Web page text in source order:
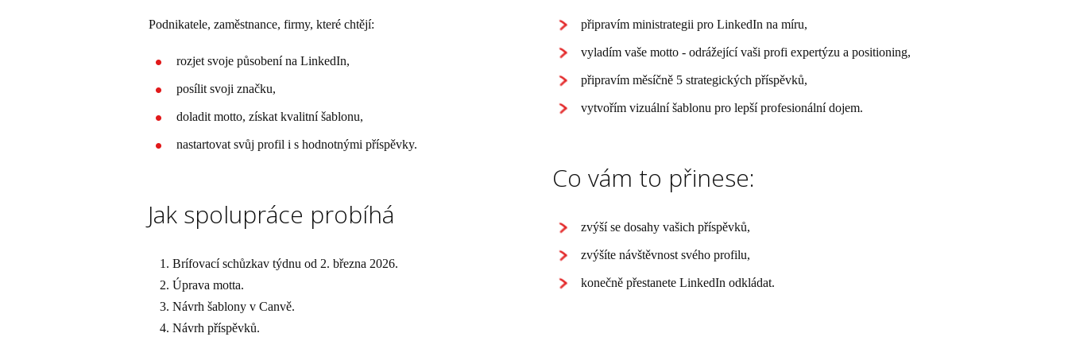
Podnikatele, zaměstnance, firmy, které chtějí:
rozjet svoje působení na LinkedIn,
posílit svoji značku,
doladit motto, získat kvalitní šablonu,
nastartovat svůj profil i s hodnotnými příspěvky.
Jak spolupráce probíhá
Brífovací schůzkav týdnu od 2. března 2026.
Úprava motta.
Návrh šablony v Canvě.
Návrh příspěvků.
připravím ministrategii pro LinkedIn na míru,
vyladím vaše motto - odrážející vaši profi expertýzu a positioning,
připravím měsíčně 5 strategických příspěvků,
vytvořím vizuální šablonu pro lepší profesionální dojem.
Co vám to přinese:
zvýší se dosahy vašich příspěvků,
zvýšíte návštěvnost svého profilu,
konečně přestanete LinkedIn odkládat.